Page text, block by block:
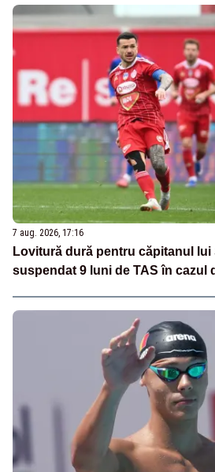
7 aug. 2026, 17:16
Lovitură dură pentru căpitanul lui
suspendat 9 luni de TAS în cazul